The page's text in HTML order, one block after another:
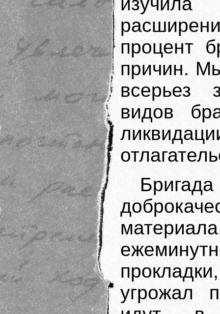
процент
причин.
всерьез
видов
угрожал